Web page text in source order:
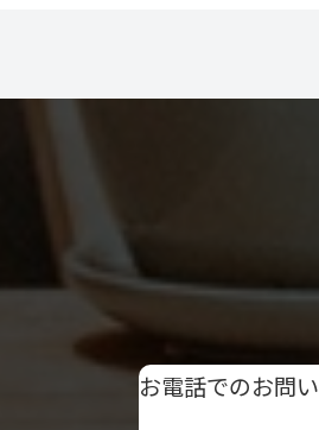
お電話でのお問